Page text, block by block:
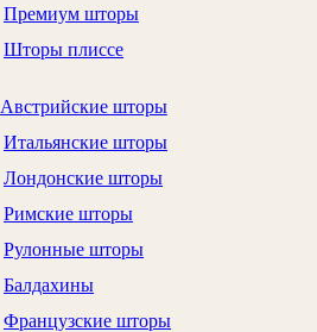
Премиум шторы
Шторы плиссе
Австрийские шторы
Итальянские шторы
Лондонские шторы
Римские шторы
Рулонные шторы
Балдахины
Французские шторы